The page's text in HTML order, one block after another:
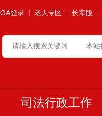
OA登录 老人专区 长辈版
司法行政工作